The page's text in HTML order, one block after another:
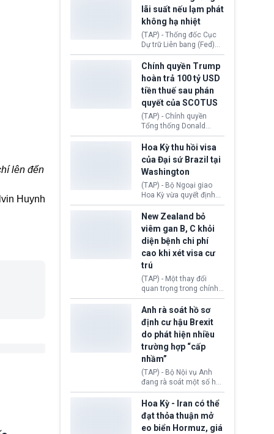
lên đến
Huynh
Morocco.
hiến tạng Network for
Hope (bang Kentucky).
Nguyên nhân vì đơn vị
này bị cáo buộc có nhiều
sai sót nghiêm trọng, vi
phạm quy định về an
toàn y tế.
lãi suất nếu lạm phát
không hạ nhiệt
(TAP) - Thống đốc Cục
Dự trữ Liên bang (Fed)
Lisa Cook nói sẽ ủng hộ
tăng lãi suất nếu lạm
phát ở Hoa Kỳ không tiếp
tục giảm trong thời gian
tới.
Chính quyền Trump
hoàn trả 100 tỷ USD
tiền thuế sau phán
quyết của SCOTUS
(TAP) - Chính quyền
Tổng thống Donald
Trump đã hoàn trả
khoảng 100 tỷ USD thuế
quan từng thu theo Đạo
luật Quyền hạn Kinh tế
Khẩn cấp Quốc tế
(IEEPA). Động thái này
diễn ra sau phán quyết
hồi tháng 2 bởi Tòa án
Tối cao Hoa Kỳ
(SCOTUS) khi tuyên bố,
việc áp thuế diện rộng là
hoàn toàn bất hợp pháp.
Hoa Kỳ thu hồi visa
của Đại sứ Brazil tại
Washington
(TAP) - Bộ Ngoại giao
Hoa Kỳ vừa quyết định
thu hồi thị thực (visa)
của bà Maria Luiza
Ribeiro Viotti - Đại sứ
Brazil tại Washington.
Động thái trên diễn ra
trong bối cảnh tranh
chấp ngoại giao giữa
chính quyền Tổng thống
Donald Trump và chính
phủ cánh tả Tổng thống
da Silva đang leo thang
gay gắt.
New Zealand bỏ
viêm gan B, C khỏi
diện bệnh chi phí
cao khi xét visa cư
trú
(TAP) - Một thay đổi
quan trọng trong chính
sách nhập cư của New
Zealand đang mở ra
thêm cơ hội cho nhiều
người muốn định cư. Từ
nay, người mắc viêm
gan B hoặc viêm gan C
sẽ không còn bị mặc
định không đáp ứng tiêu
chuẩn sức khỏe chỉ vì
chi phí điều trị khi nộp hồ
Anh rà soát hồ sơ
định cư hậu Brexit
do phát hiện nhiều
trường hợp “cấp
nhầm”
(TAP) - Bộ Nội vụ Anh
đang rà soát một số hồ
sơ thuộc Chương trình
Định cư EU (EU
Settlement Scheme -
EUSS) sau khi xác định
có trường hợp được cấp
Hoa Kỳ - Iran có thể
đạt thỏa thuận mở
eo biển Hormuz, giá